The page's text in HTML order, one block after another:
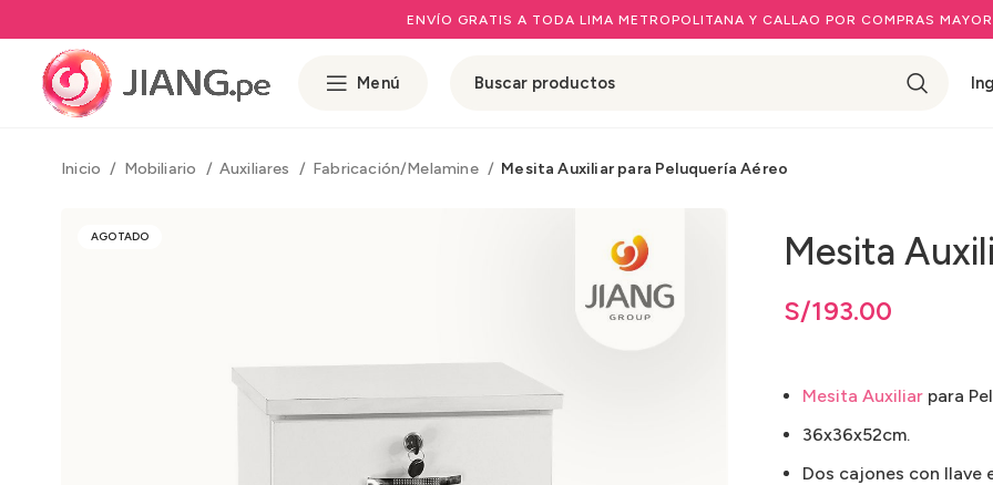
ENVÍO GRATIS A TODA LIMA METROPOLITANA Y CALLAO POR COMPRAS
Menú
Inicio Mobiliario Auxiliares Fabricación/Melamine Mesita Auxiliar para Peluquería Aéreo
AGOTADO Mesita
S/193.00
Mesita Auxiliar para
36x36x52cm.
Dos cajones con llave